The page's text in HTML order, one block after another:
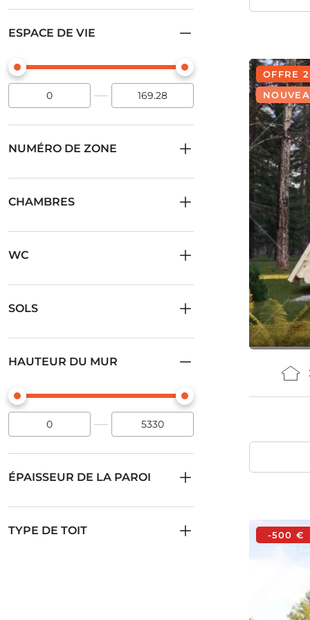
ESPACE DE VIE
NUMÉRO DE ZONE
CHAMBRES
WC
SOLS
HAUTEUR DU MUR
ÉPAISSEUR DE LA PAROI
TYPE DE TOIT
OFFRE
-500 €